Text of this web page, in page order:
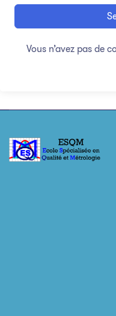
Vous n’avez pas de